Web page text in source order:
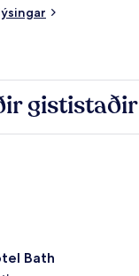
gististaðir
Bath